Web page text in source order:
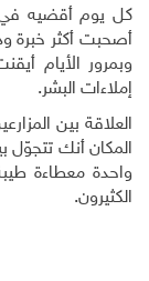
كل يوم أقضيه في
أصحبت أكثر خبرة
وبمرور الأيام
إملاءات البشر.
العلاقة بين
المكان أنك تتجوّل
واحدة معطاءة
الكثيرون.